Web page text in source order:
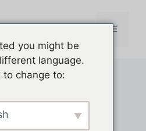
sur PC Menu
you might be
language.
to change to: